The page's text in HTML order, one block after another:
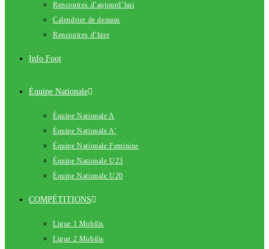
Rencontres d’aujourd’hui
Calendrier de demain
Rencontres d’hier
Info Foot
Équipe Nationale
Équipe Nationale A
Équipe Nationale A’
Équipe Nationale Feminine
Équipe Nationale U23
Équipe Nationale U20
COMPÉTITIONS
Ligue 1 Mobilis
Ligue 2 Mobilis